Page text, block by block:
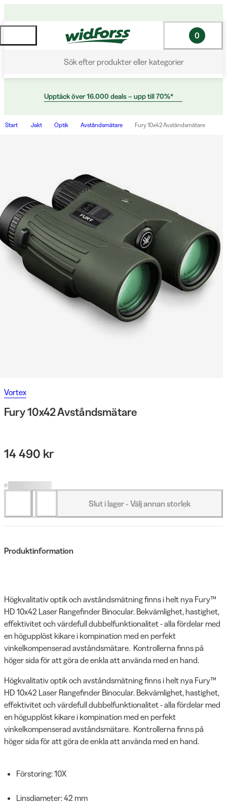
Sök efter produkter eller kategorier
0
Upptäck över 16.000 deals – upp till 70%*
Start Jakt Optik Avståndsmätare Fury 10x42 Avståndsmätare
Vortex
Fury 10x42 Avståndsmätare
14 490 kr
Slut i lager - Välj annan storlek
Produktinformation
Högkvalitativ optik och avståndsmätning finns i helt nya Fury™
HD 10x42 Laser Rangefinder Binocular. Bekvämlighet, hastighet,
effektivitet och värdefull dubbelfunktionalitet - alla fördelar med
en högupplöst kikare i kompination med en perfekt
vinkelkompenserad avståndsmätare. Kontrollerna finns på
höger sida för att göra de enkla att använda med en hand.
Högkvalitativ optik och avståndsmätning finns i helt nya Fury™
HD 10x42 Laser Rangefinder Binocular. Bekvämlighet, hastighet,
effektivitet och värdefull dubbelfunktionalitet - alla fördelar med
en högupplöst kikare i kompination med en perfekt
vinkelkompenserad avståndsmätare. Kontrollerna finns på
höger sida för att göra de enkla att använda med en hand.
Förstoring: 10X
Linsdiameter: 42 mm